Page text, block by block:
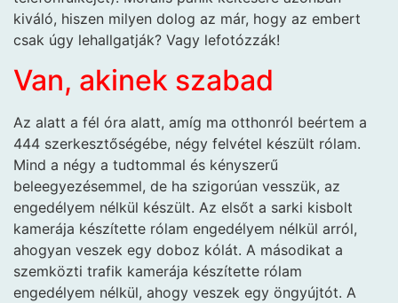
kiváló, hiszen milyen dolog az már, hogy az embert
csak úgy lehallgatják? Vagy lefotózzák!
Van, akinek szabad
Az alatt a fél óra alatt, amíg ma otthonról beértem a
444 szerkesztőségébe, négy felvétel készült rólam.
Mind a négy a tudtommal és kényszerű
beleegyezésemmel, de ha szigorúan vesszük, az
engedélyem nélkül készült. Az elsőt a sarki kisbolt
kamerája készítette rólam engedélyem nélkül arról,
ahogyan veszek egy doboz kólát. A másodikat a
szemközti trafik kamerája készítette rólam
engedélyem nélkül, ahogy veszek egy öngyújtót. A